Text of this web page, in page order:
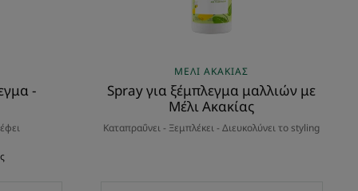
-
ΜΈΛΙ ΑΚΑΚΊΑΣ
Spray για ξέμπλεγμα μαλλιών με
Μέλι Ακακίας
Καταπραΰνει - Ξεμπλέκει - Διευκολύνει το styling